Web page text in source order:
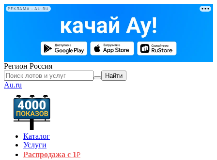
РЕКЛАМА • AU.RU
Регион Россия
Найти
Au.ru
Каталог
Услуги
Распродажа с 1₽